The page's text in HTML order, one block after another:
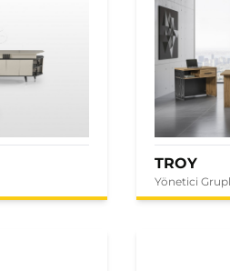
TROY
Yönetici